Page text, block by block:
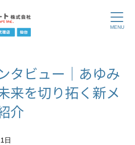
タビュー｜あゆみ
来を切り拓く新メ
介
日